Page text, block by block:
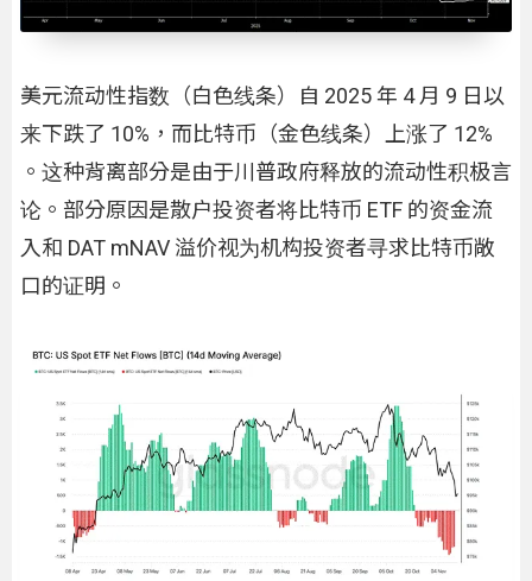
美元流动性指数（白色线条）自 2025 年 4 月 9 日以
来下跌了 10%，而比特币（金色线条）上涨了 12%
。这种背离部分是由于川普政府释放的流动性积极言
论。部分原因是散户投资者将比特币 ETF 的资金流
入和 DAT mNAV 溢价视为机构投资者寻求比特币敞
口的证明。